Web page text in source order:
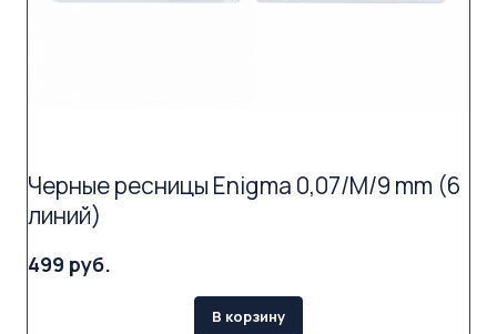
Черные ресницы Enigma 0,07/M/9 mm (6
линий)
499 руб.
В корзину